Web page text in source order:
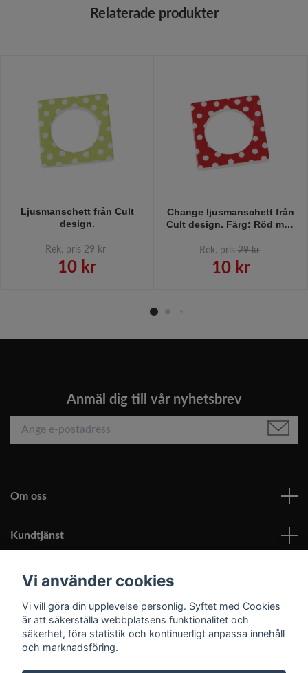
Ljusmanschett från Cult
design.
Rek. pris 29 kr
10 kr
Change ljusmanschett från
Cult design. Färg: Röd med
Rek. pris 29 kr
10 kr
Anmäl dig till vår nyhetsbrev
Om oss
Kundtjänst
Läs mer
Sociala medier
Vi använder cookies
Vi vill göra din upplevelse personlig. Syftet med Cookies
är att säkerställa webbplatsens funktionalitet och
säkerhet, föra statistik och kontinuerligt anpassa innehåll
och marknadsföring.